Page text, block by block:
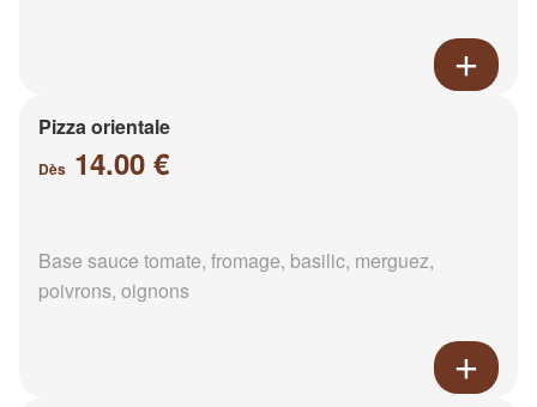
Pizza orientale
Dès 14.00 €
Base sauce tomate, fromage, basilic, merguez,
poivrons, oignons